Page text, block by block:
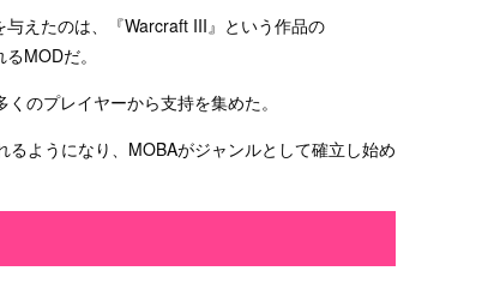
えたのは、『Warcraft III』という作品の
MODだ。
のプレイヤーから支持を集めた。
ようになり、MOBAがジャンルとして確立し始め